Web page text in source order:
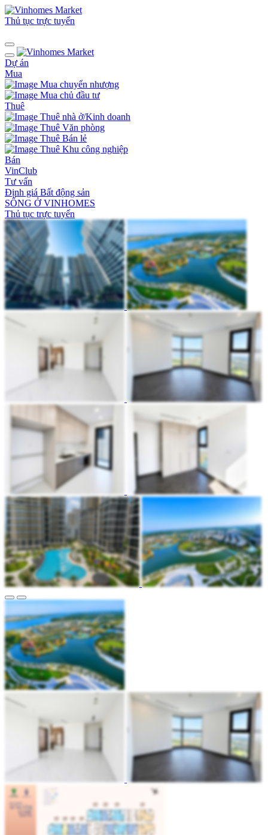
Thủ tục trực tuyến
Dự án
Mua
Mua chuyển nhượng
Mua chủ đầu tư
Thuê
Thuê nhà ở/Kinh doanh
Thuê Văn phòng
Thuê Bán lẻ
Thuê Khu công nghiệp
Bán
VinClub
Tư vấn
Định giá Bất động sản
SỐNG Ở VINHOMES
Thủ tục trực tuyến